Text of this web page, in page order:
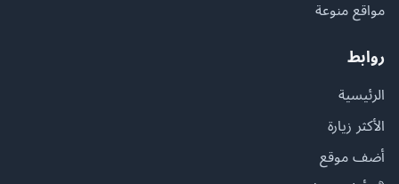
مواقع منوعة
روابط
الرئيسية
الأكثر زيارة
أضف موقع